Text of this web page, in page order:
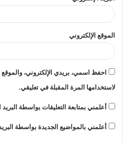
الموقع الإلكتروني
احفظ اسمي، بريدي الإلكتروني،
لاستخدامها المرة المقبلة في تعليقي.
أعلمني بمتابعة التعليقات بواسطة البريد
أعلمني بالمواضيع الجديدة بواسطة